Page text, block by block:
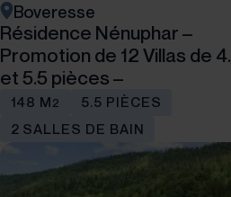
Boveresse
Résidence Nénuphar –
Promotion de 12 Villas de
et 5.5 pièces –
148 M2
5.5 PIÈCES
2 SALLES DE BAIN